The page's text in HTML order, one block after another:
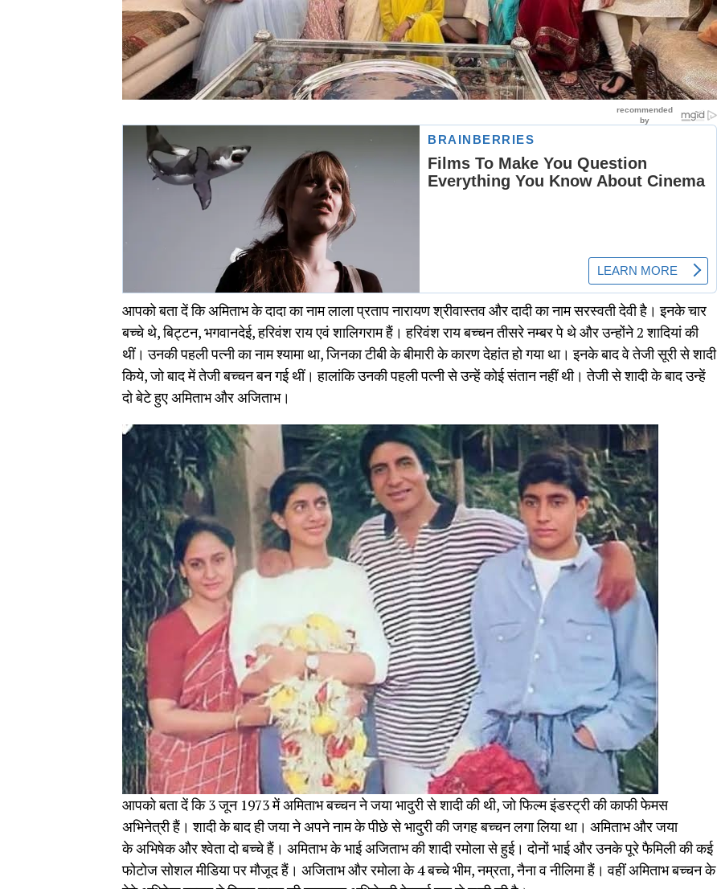
आपको बता दें कि अमिताभ के दादा का नाम लाला प्रताप नारायण श्रीवास्तव और दादी का नाम सरस्वती देवी है। इनके चार
बच्चे थे, बिट्टन, भगवानदेई, हरिवंश राय एवं शालिगराम हैं। हरिवंश राय बच्चन तीसरे नम्बर पे थे और उन्होंने 2 शादियां की
थीं। उनकी पहली पत्नी का नाम श्यामा था, जिनका टीबी के बीमारी के कारण देहांत हो गया था। इनके बाद वे तेजी सूरी से शादी
किये, जो बाद में तेजी बच्चन बन गई थीं। हालांकि उनकी पहली पत्नी से उन्हें कोई संतान नहीं थी। तेजी से शादी के बाद उन्हें
दो बेटे हुए अमिताभ और अजिताभ।
आपको बता दें कि 3 जून 1973 में अमिताभ बच्चन ने जया भादुरी से शादी की थी, जो फिल्म इंडस्ट्री की काफी फेमस
अभिनेत्री हैं। शादी के बाद ही जया ने अपने नाम के पीछे से भादुरी की जगह बच्चन लगा लिया था। अमिताभ और जया
के अभिषेक और श्वेता दो बच्चे हैं। अमिताभ के भाई अजिताभ की शादी रमोला से हुई। दोनों भाई और उनके पूरे फैमिली की कई
फोटोज सोशल मीडिया पर मौजूद हैं। अजिताभ और रमोला के 4 बच्चे भीम, नम्रता, नैना व नीलिमा हैं। वहीं अमिताभ बच्चन के